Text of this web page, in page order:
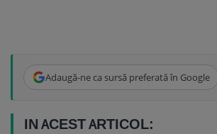
Adaugă-ne ca sursă preferată în Google
IN ACEST ARTICOL: